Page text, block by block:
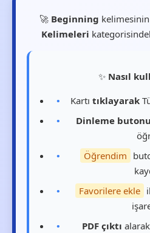
🚀 Beginning kelimesinin
Kelimeleri
✨ Nasıl
Kartı tıklayarak
Dinleme butonu
Öğrendim
Favorilere ekle
PDF çıktı alarak